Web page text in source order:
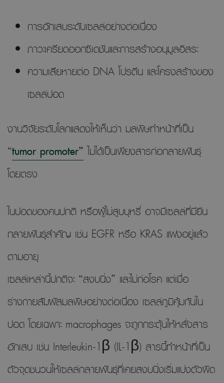
การอักเสบระดับเซลล์อย่างต่อเนื่อง
ภาวะเครียดออกซิเดชันและการสร้างอนุมูลอิสระ
ความเสียหายต่อ DNA โปรตีน และโครงสร้างของ
เซลล์ปอด
งานวิจัยระดับโลกแสดงให้เห็นว่า มลพิษทำหน้าที่เป็น
“tumor promoter”ไม่ได้เป็นเพียงสารก่อกลายพันธุ์
โดยตรง
ในปอดของคนปกติ หรือผู้ไม่สูบบุหรี่ อาจมีเซลล์ที่มียีน
กลายพันธุ์สำคัญ เช่น EGFR หรือ KRAS แฝงอยู่แล้ว
ตามอายุ
เซลล์เหล่านี้ปกติจะ “สงบนิ่ง” และไม่ก่อโรค แต่เมื่อ
ร่างกายสัมผัสมลพิษอย่างต่อเนื่อง เซลล์ภูมิคุ้มกันใน
ปอด โดยเฉพาะ macrophages จะถูกกระตุ้นให้หลั่งสาร
อักเสบ เช่น Interleukin-1β (IL-1β) สารนี้ทำหน้าที่เป็น
ตัวจุดชนวนให้เซลล์กลายพันธุ์ที่เคยสงบนิ่งเริ่มแบ่งตัวผิด